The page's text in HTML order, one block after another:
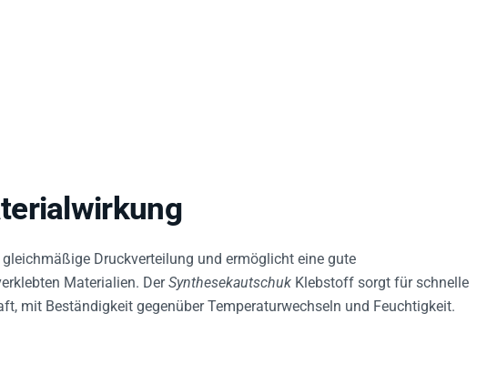
gleichmäßige Druckverteilung und ermöglicht eine gute
Materialien. Der Synthesekautschuk Klebstoff sorgt für schnelle
mit Beständigkeit gegenüber Temperaturwechseln und Feuchtigkeit.